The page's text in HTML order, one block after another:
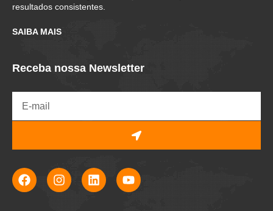
resultados consistentes.
SAIBA MAIS
Receba nossa Newsletter